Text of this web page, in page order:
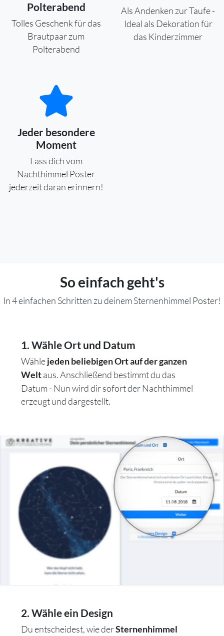
Polterabend
Tolles Geschenk für das
Brautpaar zum
Polterabend
Als Andenken zur Taufe -
Ideal als Dekoration für
das Kinderzimmer
Jeder besondere
Moment
Lass dich vom
Nachthimmel Poster
jederzeit daran erinnern!
So einfach geht's
In 4 einfachen Schritten zu deinem Sternenhimmel Poster!
1. Wähle Ort und Datum
Wählejeden beliebigen Ort auf der ganzen
Weltaus. Anschließend bestimmt du das
Datum - Nun wird dir sofort der Nachthimmel
erzeugt und dargestellt.
2. Wähle ein Design
Du entscheidest, wie derSternenhimmel